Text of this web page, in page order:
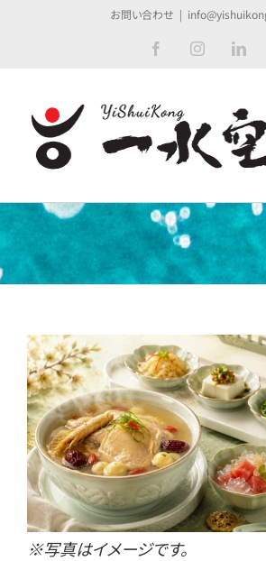
お問い合わせ |
FacebookInstagram
※写真はイメージです。